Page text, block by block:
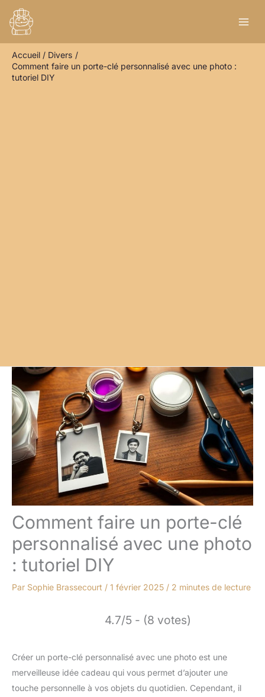
contenu
Accueil
Divers
Comment faire un porte-clé personnalisé avec une photo :
tutoriel DIY
Comment faire un porte-clé
personnalisé avec une photo
: tutoriel DIY
Par Sophie Brassecourt / 1 février 2025 / 2 minutes de lecture
4.7/5 - (8 votes)
Créer un porte-clé personnalisé avec une photo est une
merveilleuse idée cadeau qui vous permet d’ajouter une
touche personnelle à vos objets du quotidien. Cependant, il
e
h
e